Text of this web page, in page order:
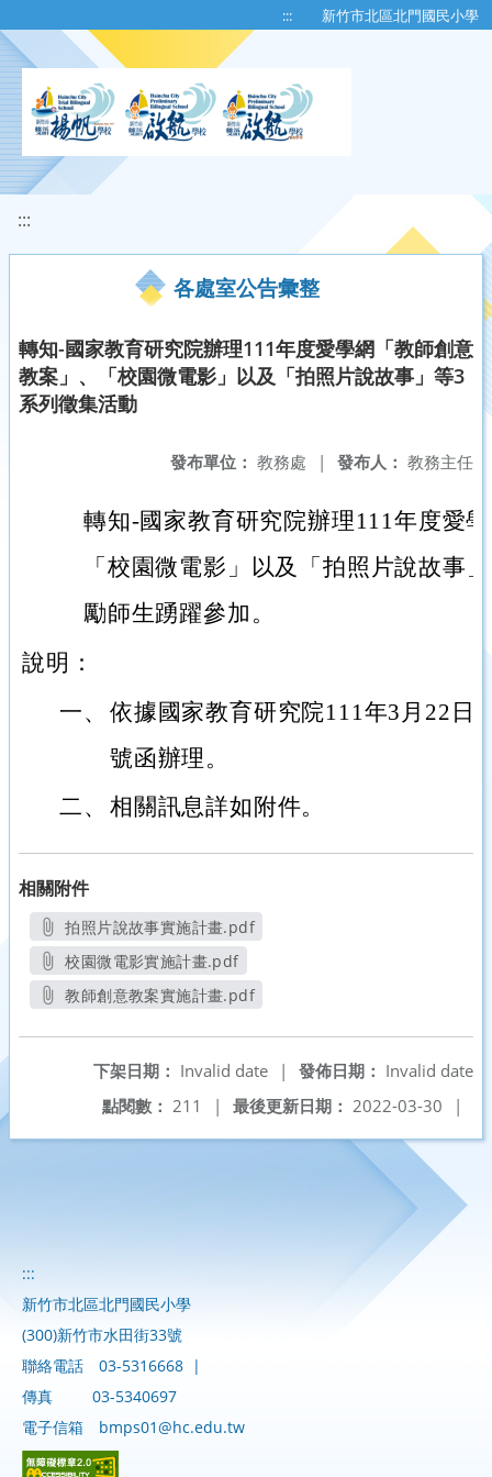
::: 新竹市北區北門國民小學
:::
各處室公告彙整
轉知-國家教育研究院辦理111年度愛學網「教師創意
教案」、「校園微電影」以及「拍照片說故事」等3
系列徵集活動
發布人： 教務主任
發布單位： 教務處 |
轉知-國家教育研究院辦理111年度愛
「校園微電影」以及「拍照片說故事
勵師生踴躍參加。
說明：
一、 依據國家教育研究院111年3月22日
號函辦理。
二、 相關訊息詳如附件。
相關附件
拍照片說故事實施計畫.pdf
另開新視窗
校園微電影實施計畫.pdf
另開新視窗
教師創意教案實施計畫.pdf
發佈日期： Invalid date
下架日期： Invalid date
|
最後更新日期： 2022-03-30 |
點閱數： 211 |
:::
新竹市北區北門國民小學
(300)新竹市水田街33號
聯絡電話
03-5316668 |
傳真
03-5340697
電子信箱
bmps01@hc.edu.tw